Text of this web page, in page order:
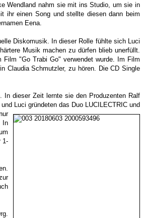
Wendland nahm sie mit ins Studio, um sie in
ihr einen Song und stellte diesen dann beim
Eena.
Diskomusik. In dieser Rolle fühlte sich Luci
Musik machen zu dürfen blieb unerfüllt.
"Go Trabi Go" verwendet wurde. Im Film
Claudia Schmutzler, zu hören. Die CD Single
In dieser Zeit lernte sie den Produzenten Ralf
Luci gründeten das Duo LUCILECTRIC und
In
1-